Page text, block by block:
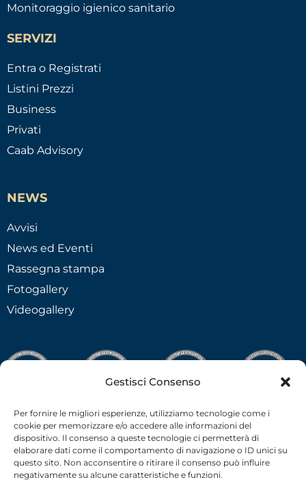
Gestisci Consenso
Per fornire le migliori esperienze, utilizziamo tecnologie come i
cookie per memorizzare e/o accedere alle informazioni del
dispositivo. Il consenso a queste tecnologie ci permetterà di
elaborare dati come il comportamento di navigazione o ID unici su
questo sito. Non acconsentire o ritirare il consenso può influire
negativamente su alcune caratteristiche e funzioni.
Monitoraggio igienico sanitario
SERVIZI
Entra o Registrati
Listini Prezzi
Business
Privati
Caab Advisory
NEWS
Avvisi
News ed Eventi
Rassegna stampa
Fotogallery
Videogallery